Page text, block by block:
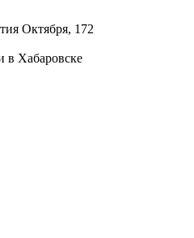
Октября, 172
в Хабаровске